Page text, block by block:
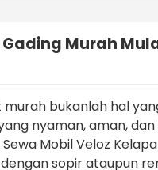
Murah
bukanlah hal
nyaman, aman,
Mobil Veloz
sopir ataupun